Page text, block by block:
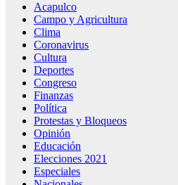
Acapulco
Campo y Agricultura
Clima
Coronavirus
Cultura
Deportes
Congreso
Finanzas
Política
Protestas y Bloqueos
Opinión
Educación
Elecciones 2021
Especiales